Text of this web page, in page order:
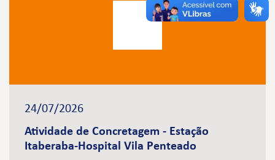
24/07/2026
Atividade de Concretagem - Estação
Itaberaba-Hospital Vila Penteado